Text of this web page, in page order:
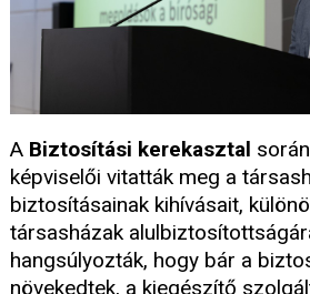
A Biztosítási kerekasztal
képviselői vitatták meg a
biztosításainak kihívásait,
társasházak
hangsúlyozták, hogy bár a
növekedtek, a kiegészítő